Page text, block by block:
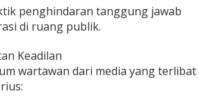
penghindaran tanggung jawab
di ruang publik.
Keadilan
wartawan dari media yang terlibat